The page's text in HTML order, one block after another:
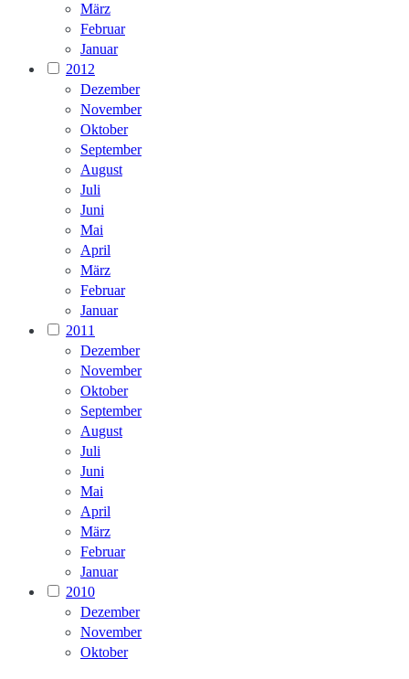
März
Februar
Januar
2012
Dezember
November
Oktober
September
August
Juli
Juni
Mai
April
März
Februar
Januar
2011
Dezember
November
Oktober
September
August
Juli
Juni
Mai
April
März
Februar
Januar
2010
Dezember
November
Oktober